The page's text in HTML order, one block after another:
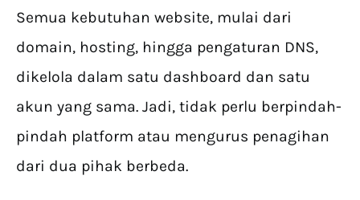
Semua kebutuhan website, mulai dari
domain, hosting, hingga pengaturan DNS,
dikelola dalam satu dashboard dan satu
akun yang sama. Jadi, tidak perlu berpindah-
pindah platform atau mengurus penagihan
dari dua pihak berbeda.